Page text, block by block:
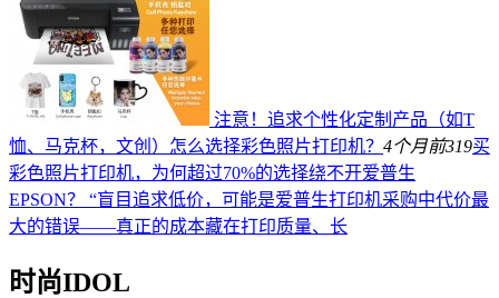
注意！追求个性化定制产品（如T
恤、马克杯，文创）怎么选择彩色照片打印机？ 4个月前319买
彩色照片打印机，为何超过70%的选择绕不开爱普生
EPSON？ “盲目追求低价，可能是爱普生打印机采购中代价最
大的错误——真正的成本藏在打印质量、长
时尚IDOL